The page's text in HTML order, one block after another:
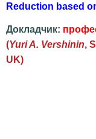
Reduction based
Докладчик:
(Yuri A. Vershinin,
UK)